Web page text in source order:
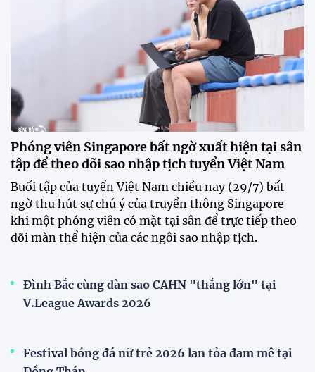
nghiệp quốc gia, mở ra diện mạo mới cho V.League
HLV Văn Sỹ Sơn: "Tôi đặt bút ký bằng niềm tin và
CLB Sông Lam Nghệ An chính thức có nhà tài trợ
mới
Tiền đạo Đình Bắc chốt tương lai sau tin đồn sang
Nhật Bản thi đấu
ĐKVĐ Cúp Quốc gia chiêu mộ sao trẻ của ĐT Việt
Nam
Đội tuyển Việt Nam